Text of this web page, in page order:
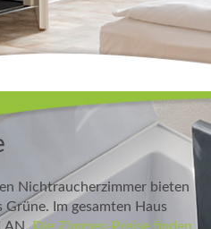
Nichtraucherzimmer bieten
Im gesamten Haus